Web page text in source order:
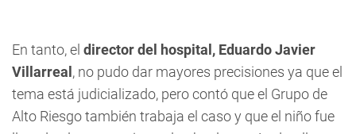
En tanto, el director del hospital, Eduardo Javier
Villarreal , no pudo dar mayores precisiones ya que el
tema está judicializado, pero contó que el Grupo de
Alto Riesgo también trabaja el caso y que el niño fue